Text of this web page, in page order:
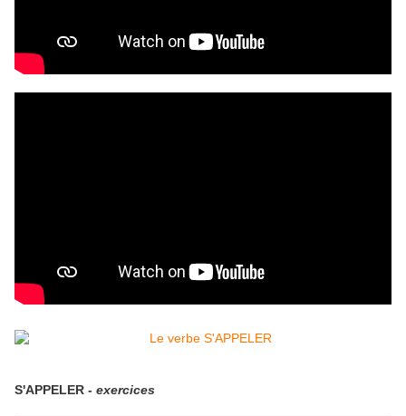
S'APPELER - exercices